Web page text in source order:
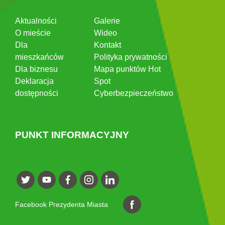
Aktualności
O mieście
Dla
mieszkańców
Dla biznesu
Deklaracja
dostępności
Galerie
Wideo
Kontakt
Polityka prywatności
Mapa punktów Hot
Spot
Cyberbezpieczeństwo
PUNKT INFORMACYJNY
Facebook Prezydenta Miasta